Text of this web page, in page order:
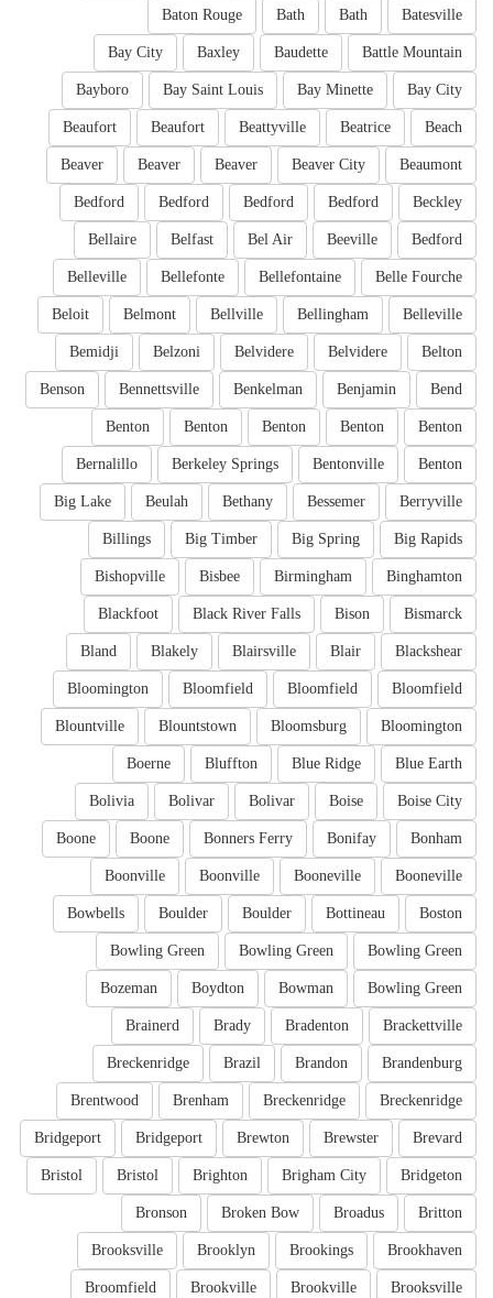
Batesville
Bath
Bath
Baton Rouge
Battle Mountain
Baudette
Baxley
Bay City
Bay City
Bay Minette
Bay Saint Louis
Bayboro
Beach
Beatrice
Beattyville
Beaufort
Beaufort
Beaumont
Beaver City
Beaver
Beaver
Beaver
Beckley
Bedford
Bedford
Bedford
Bedford
Bedford
Beeville
Bel Air
Belfast
Bellaire
Belle Fourche
Bellefontaine
Bellefonte
Belleville
Belleville
Bellingham
Bellville
Belmont
Beloit
Belton
Belvidere
Belvidere
Belzoni
Bemidji
Bend
Benjamin
Benkelman
Bennettsville
Benson
Benton
Benton
Benton
Benton
Benton
Benton
Bentonville
Berkeley Springs
Bernalillo
Berryville
Bessemer
Bethany
Beulah
Big Lake
Big Rapids
Big Spring
Big Timber
Billings
Binghamton
Birmingham
Bisbee
Bishopville
Bismarck
Bison
Black River Falls
Blackfoot
Blackshear
Blair
Blairsville
Blakely
Bland
Bloomfield
Bloomfield
Bloomfield
Bloomington
Bloomington
Bloomsburg
Blountstown
Blountville
Blue Earth
Blue Ridge
Bluffton
Boerne
Boise City
Boise
Bolivar
Bolivar
Bolivia
Bonham
Bonifay
Bonners Ferry
Boone
Boone
Booneville
Booneville
Boonville
Boonville
Boston
Bottineau
Boulder
Boulder
Bowbells
Bowling Green
Bowling Green
Bowling Green
Bowling Green
Bowman
Boydton
Bozeman
Brackettville
Bradenton
Brady
Brainerd
Brandenburg
Brandon
Brazil
Breckenridge
Breckenridge
Breckenridge
Brenham
Brentwood
Brevard
Brewster
Brewton
Bridgeport
Bridgeport
Bridgeton
Brigham City
Brighton
Bristol
Bristol
Britton
Broadus
Broken Bow
Bronson
Brookhaven
Brookings
Brooklyn
Brooksville
Brooksville
Brookville
Brookville
Broomfield